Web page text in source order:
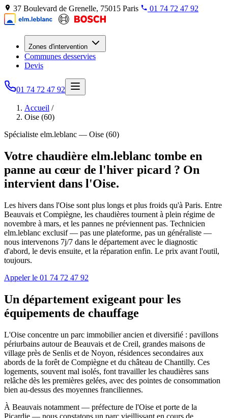
37 Boulevard de Grenelle, 75015 Paris 01 74 72 47 92
Zones d'intervention
Communes desservies
Devis
01 74 72 47 92
Accueil /
Oise (60)
Spécialiste elm.leblanc — Oise (60)
Votre chaudière elm.leblanc tombe en
panne au cœur de l'hiver picard ? On
intervient dans l'Oise.
Les hivers dans l'Oise sont plus longs et plus froids qu'à Paris. Entre
Beauvais et Compiègne, les chaudières tournent à plein régime de
novembre à mars, et les pannes ne préviennent pas. Technicien
elm.leblanc exclusif — pas une plateforme, pas un généraliste —
nous intervenons 7j/7 dans le département avec le diagnostic
d'abord, le devis ensuite, et la réparation enfin. Le prix avant l'outil,
toujours.
Appeler le 01 74 72 47 92
Un département exigeant pour les
équipements de chauffage
L'Oise concentre un parc immobilier ancien et diversifié : pavillons
périurbains autour de Beauvais et de Creil, grandes maisons de
village près de Senlis et de Noyon, résidences secondaires aux
abords de la forêt de Compiègne et du château de Chantilly. Ces
logements, souvent mal isolés, font travailler les chaudières sans
relâche dès les premières gelées, avec des pointes de consommation
bien au-dessus des moyennes franciliennes.
À Beauvais notamment — préfecture de l'Oise et porte de la
Picardie — nous constatons un parc vieillissant en cours de